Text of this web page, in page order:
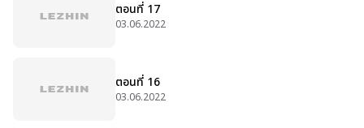
ตอนที่ 17
03.06.2022
ตอนที่ 16
03.06.2022